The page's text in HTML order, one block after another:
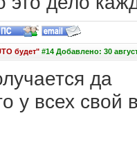
будет"#14 Добавлено: 30
да
у всех свой